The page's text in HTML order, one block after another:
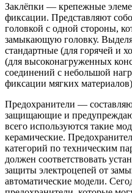
Заклёпки — крепежные
фиксации. Представляют
головкой с одной стороны,
замыкающую головку.
стандартные (для горячей и
(для высоконагруженных
соединений с небольшой
фиксации мягких
Предохранители —
защищающие и
всего используются такие
керамические.
категорий по техническим
должен соответствовать
защиты электроцепей от
автоматические модели.